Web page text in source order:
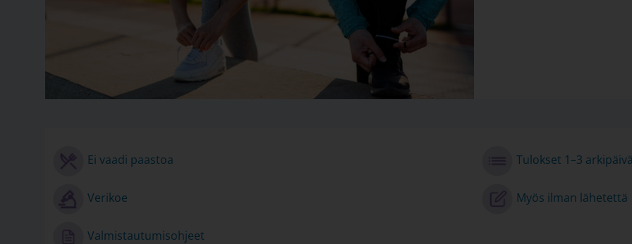
Ei vaadi paastoa
Verikoe
Valmistautumisohjeet
Tulokset 1–3
Myös ilman lähetettä